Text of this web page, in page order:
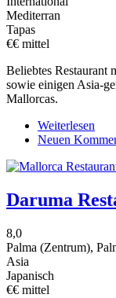
Mediterran
Tapas
€€ mittel
Beliebtes Restaurant
sowie einigen Asia-
Mallorcas.
Weiterlesen
Neuen
Daruma
8,0
Palma (Zentrum),
Asia
Japanisch
€€ mittel